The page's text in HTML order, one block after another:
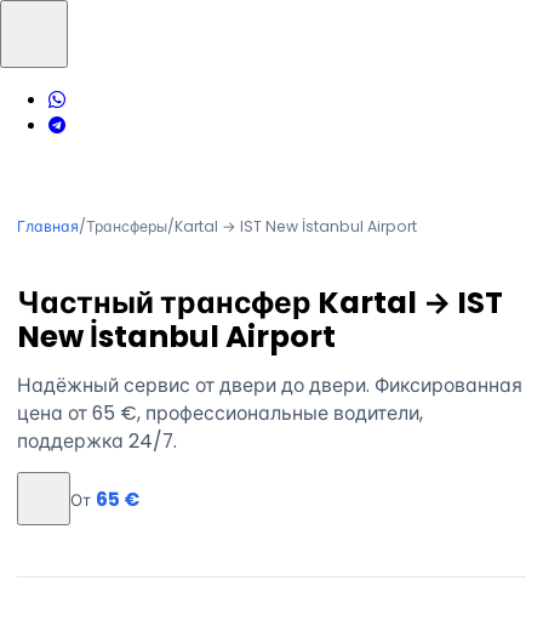
Главная/Трансферы/Kartal → IST New İstanbul Airport
Частный трансфер Kartal → IST
New İstanbul Airport
Надёжный сервис от двери до двери. Фиксированная
цена от 65 €, профессиональные водители,
поддержка 24/7.
От 65 €